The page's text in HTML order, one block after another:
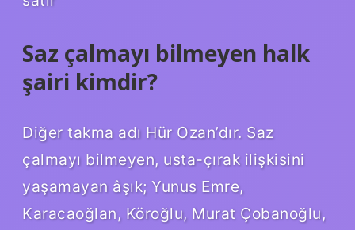
Saz çalmayı bilmeyen halk
şairi kimdir?
Diğer takma adı Hür Ozan’dır. Saz
çalmayı bilmeyen, usta-çırak ilişkisini
yaşamayan âşık; Yunus Emre,
Karacaoğlan, Köroğlu, Murat Çobanoğlu,